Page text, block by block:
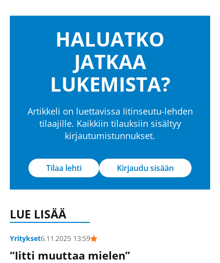
HALUATKO
JATKAA
LUKEMISTA?
Artikkeli on luettavissa Iitinseutu-lehden
tilaajille. Kaikkiin tilauksiin sisältyy
kirjautumistunnukset.
Tilaa lehti Kirjaudu sisään
LUE LISÄÄ
Yritykset6.11.2025 13:59
“Iitti muuttaa mielen”